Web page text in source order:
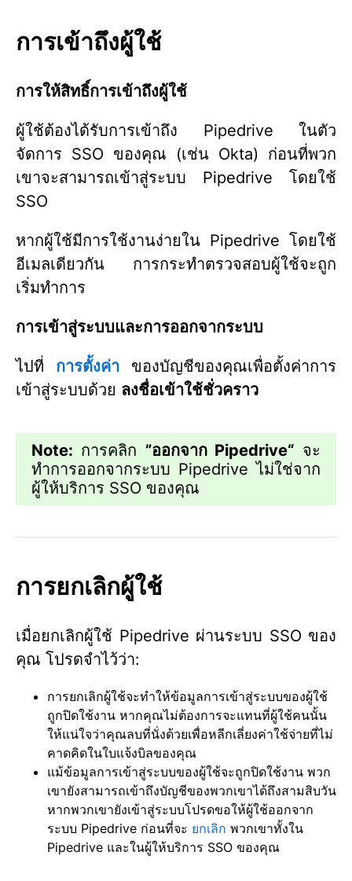
การเข้าถึงผู้ใช้
การให้สิทธิ์การเข้าถึงผู้ใช้
ผู้ใช้ต้องได้รับการเข้าถึง Pipedrive ในตัว
จัดการ SSO ของคุณ (เช่น Okta) ก่อนที่พวก
เขาจะสามารถเข้าสู่ระบบ Pipedrive โดยใช้
SSO
หากผู้ใช้มีการใช้งานง่ายใน Pipedrive โดยใช้
อีเมลเดียวกัน การกระทำตรวจสอบผู้ใช้จะถูก
เริ่มทำการ
การเข้าสู่ระบบและการออกจากระบบ
ไปที่ การตั้งค่า ของบัญชีของคุณเพื่อตั้งค่าการ
เข้าสู่ระบบด้วย ลงชื่อเข้าใช้ชั่วคราว
Note: การคลิก ”ออกจาก Pipedrive“ จะ
ทำการออกจากระบบ Pipedrive ไม่ใช่จาก
ผู้ให้บริการ SSO ของคุณ
การยกเลิกผู้ใช้
เมื่อยกเลิกผู้ใช้ Pipedrive ผ่านระบบ SSO ของ
คุณ โปรดจำไว้ว่า:
การยกเลิกผู้ใช้จะทำให้ข้อมูลการเข้าสู่ระบบของผู้ใช้
ถูกปิดใช้งาน หากคุณไม่ต้องการจะแทนที่ผู้ใช้คนนั้น
ให้แน่ใจว่าคุณลบที่นั่งด้วยเพื่อหลีกเลี่ยงค่าใช้จ่ายที่ไม่
คาดคิดในใบแจ้งบิลของคุณ
แม้ข้อมูลการเข้าสู่ระบบของผู้ใช้จะถูกปิดใช้งาน พวก
เขายังสามารถเข้าถึงบัญชีของพวกเขาได้ถึงสามสิบวัน
หากพวกเขายังเข้าสู่ระบบโปรดขอให้ผู้ใช้ออกจาก
ระบบ Pipedrive ก่อนที่จะ ยกเลิก พวกเขาทั้งใน
Pipedrive และในผู้ให้บริการ SSO ของคุณ